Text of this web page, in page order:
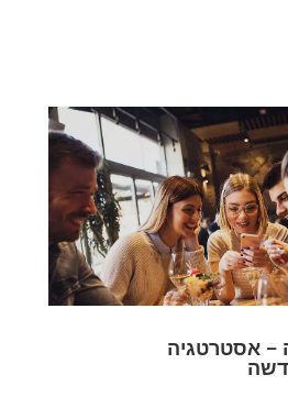
– אסטרטגיה